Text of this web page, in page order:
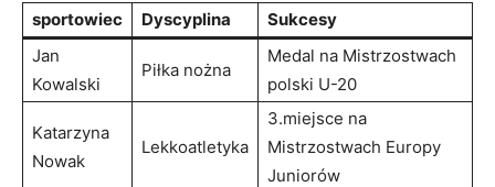
sportowiec Dyscyplina
Sukcesy
Jan
Kowalski
Piłka nożna
Medal na Mistrzostwach
polski U-20
Katarzyna
Nowak
Lekkoatletyka
3.miejsce na
Mistrzostwach Europy
Juniorów